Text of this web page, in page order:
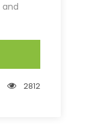
and
2812